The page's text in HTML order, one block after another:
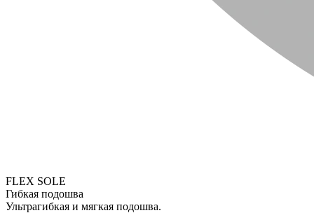
FLEX SOLE
Гибкая подошва
Ультрагибкая и мягкая подошва.